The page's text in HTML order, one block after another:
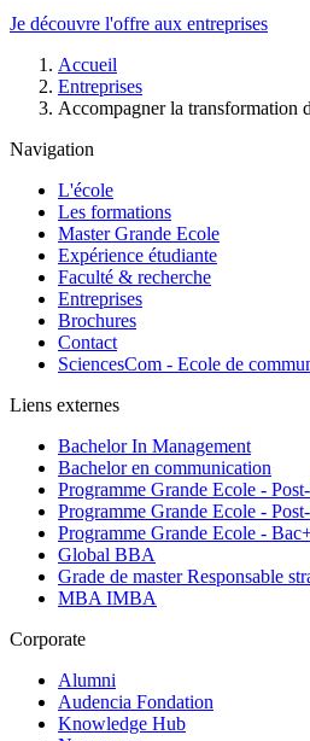
Je découvre l'offre aux entreprises
d'Ariane
Accueil
Entreprises
Accompagner la transformation
Navigation
L'école
Les formations
Master Grande Ecole
Expérience étudiante
Faculté & recherche
Entreprises
Brochures
Contact
SciencesCom - Ecole de
Liens externes
Bachelor In Management
Bachelor en communication
Programme Grande Ecole -
Programme Grande Ecole -
Programme Grande Ecole -
Global BBA
Grade de master Responsable
MBA IMBA
Corporate
Alumni
Audencia Fondation
Knowledge Hub